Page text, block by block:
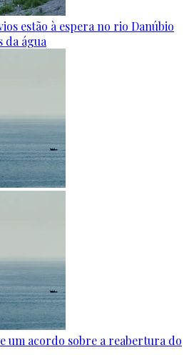
estão à espera no rio Danúbio
da água
um acordo sobre a reabertura do